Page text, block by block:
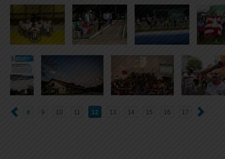
8 9 10 11 12 13 14 15 16 17